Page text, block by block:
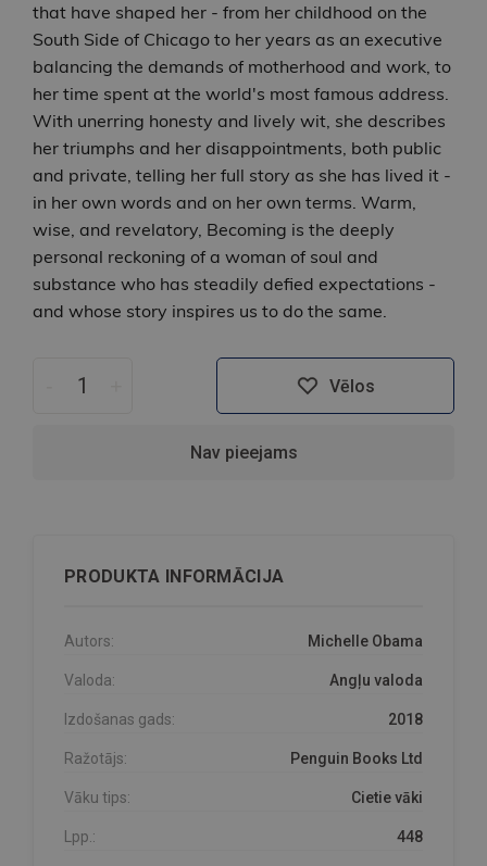
that have shaped her - from her childhood on the
South Side of Chicago to her years as an executive
balancing the demands of motherhood and work, to
her time spent at the world's most famous address.
With unerring honesty and lively wit, she describes
her triumphs and her disappointments, both public
and private, telling her full story as she has lived it -
in her own words and on her own terms. Warm,
wise, and revelatory, Becoming is the deeply
personal reckoning of a woman of soul and
substance who has steadily defied expectations -
and whose story inspires us to do the same.
Vēlos
Nav pieejams
PRODUKTA INFORMĀCIJA
Autors: Michelle Obama
Valoda: Angļu valoda
Izdošanas gads: 2018
Ražotājs: Penguin Books Ltd
Vāku tips: Cietie vāki
Lpp.: 448